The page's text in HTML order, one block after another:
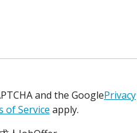
and the GooglePrivacy
of Service apply.